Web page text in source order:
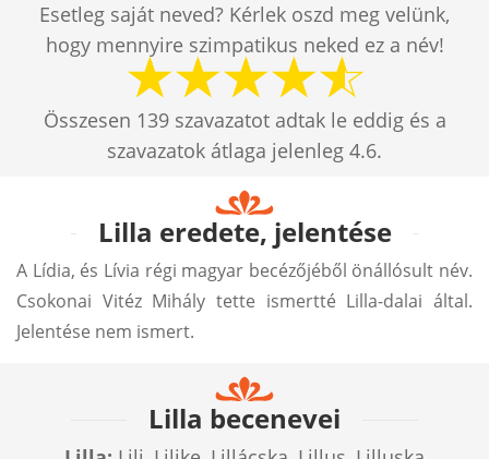
Esetleg saját neved? Kérlek oszd meg velünk,
hogy mennyire szimpatikus neked ez a név!
Összesen 139szavazatot adtak le eddig és a
szavazatok átlaga jelenleg 4.6.
Lilla eredete, jelentése
A Lídia, és Lívia régi magyar becézőjéből önállósult név.
Csokonai Vitéz Mihály tette ismertté Lilla-dalai által.
Jelentése nem ismert.
Lilla becenevei